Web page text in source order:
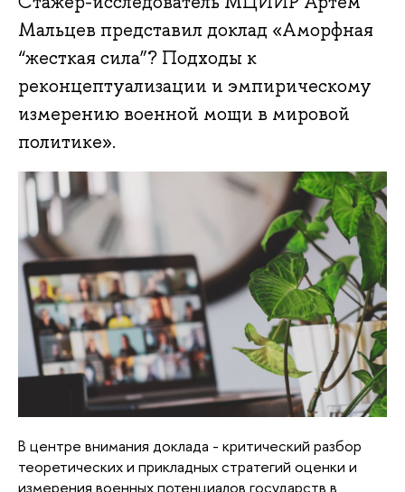
Мальцев представил доклад «Аморфная
“жесткая сила”? Подходы к
реконцептуализации и эмпирическому
измерению военной мощи в мировой
политике».
В центре внимания доклада - критический разбор
теоретических и прикладных стратегий оценки и
измерения военных потенциалов государств в